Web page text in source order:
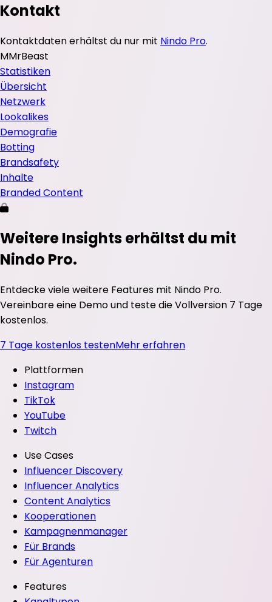
Kontakt
Kontaktdaten erhältst du nur mit Nindo Pro.
MMrBeast
Statistiken
Übersicht
Netzwerk
Lookalikes
Demografie
Botting
Brandsafety
Inhalte
Branded Content
Weitere Insights erhältst du mit
Nindo Pro.
Entdecke viele weitere Features mit Nindo Pro.
Vereinbare eine Demo und teste die Vollversion 7 Tage
kostenlos.
7 Tage kostenlos testenMehr erfahren
Plattformen
Instagram
TikTok
YouTube
Twitch
Use Cases
Influencer Discovery
Influencer Analytics
Content Analytics
Kooperationen
Kampagnenmanager
Für Brands
Für Agenturen
Features